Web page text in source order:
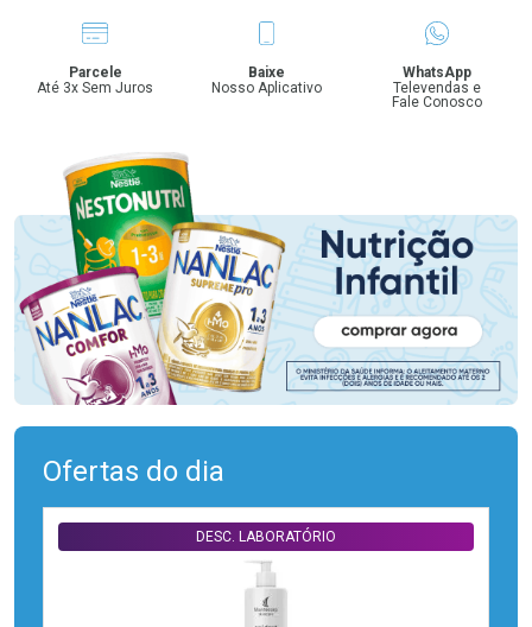
Parcele
Até 3x Sem Juros
Baixe
Nosso Aplicativo
WhatsApp
Televendas e
Fale Conosco
Ofertas do dia
DESC. LABORATÓRIO